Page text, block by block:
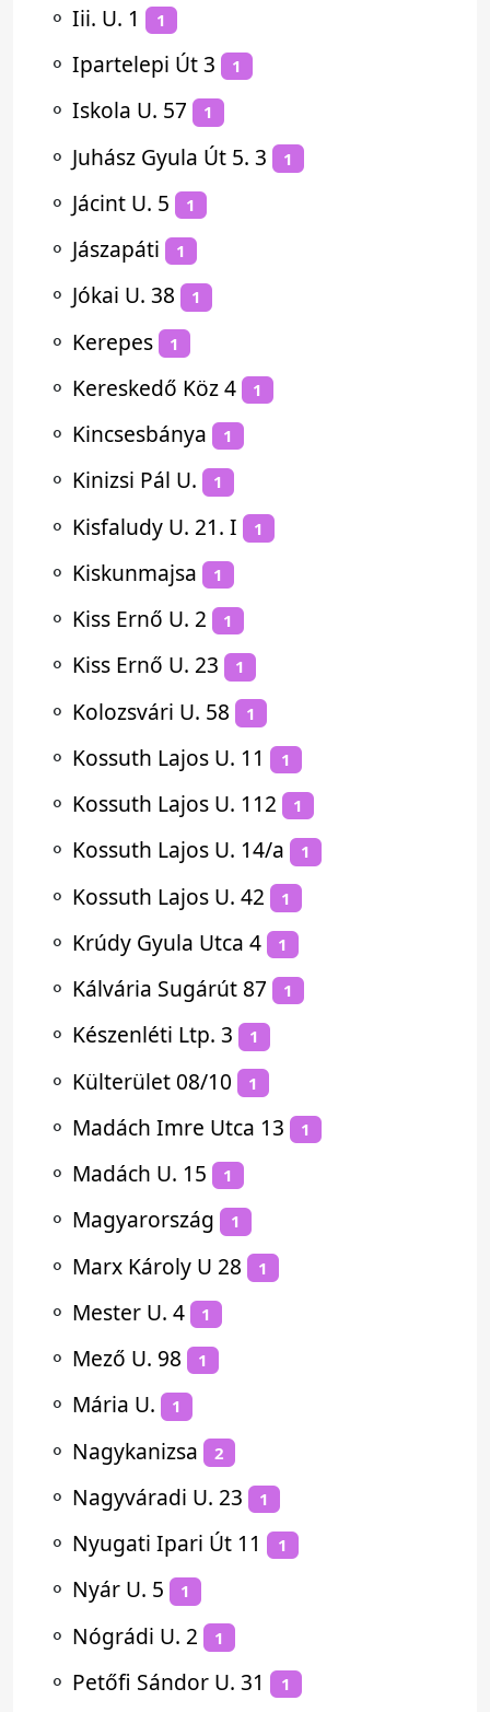
⚬ Iii. U. 1 1
⚬ Ipartelepi Út 3 1
⚬ Iskola U. 57 1
⚬ Juhász Gyula Út 5. 3 1
⚬ Jácint U. 5 1
⚬ Jászapáti 1
⚬ Jókai U. 38 1
⚬ Kerepes 1
⚬ Kereskedő Köz 4 1
⚬ Kincsesbánya 1
⚬ Kinizsi Pál U. 1
⚬ Kisfaludy U. 21. I 1
⚬ Kiskunmajsa 1
⚬ Kiss Ernő U. 2 1
⚬ Kiss Ernő U. 23 1
⚬ Kolozsvári U. 58 1
⚬ Kossuth Lajos U. 11 1
⚬ Kossuth Lajos U. 112 1
⚬ Kossuth Lajos U. 14/a 1
⚬ Kossuth Lajos U. 42 1
⚬ Krúdy Gyula Utca 4 1
⚬ Kálvária Sugárút 87 1
⚬ Készenléti Ltp. 3 1
⚬ Külterület 08/10 1
⚬ Madách Imre Utca 13 1
⚬ Madách U. 15 1
⚬ Magyarország 1
⚬ Marx Károly U 28 1
⚬ Mester U. 4 1
⚬ Mező U. 98 1
⚬ Mária U. 1
⚬ Nagykanizsa 2
⚬ Nagyváradi U. 23 1
⚬ Nyugati Ipari Út 11 1
⚬ Nyár U. 5 1
⚬ Nógrádi U. 2 1
⚬ Petőfi Sándor U. 31 1